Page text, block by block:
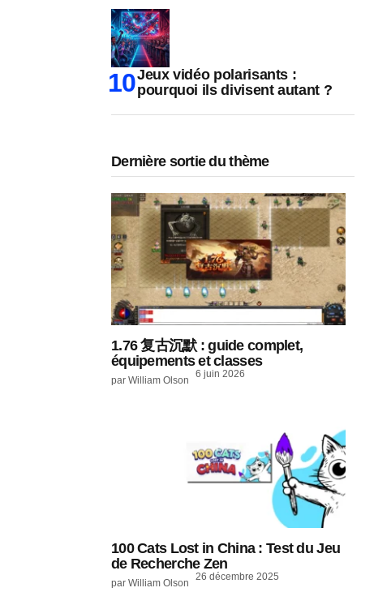
Jeux vidéo polarisants :
pourquoi ils divisent autant ?
Dernière sortie du thème
1.76 复古沉默 : guide complet,
équipements et classes
par William Olson
6 juin 2026
100 Cats Lost in China : Test du Jeu
de Recherche Zen
par William Olson
26 décembre 2025